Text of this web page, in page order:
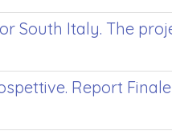
South Italy. The
Report Finale